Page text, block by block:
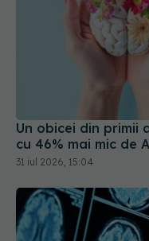
Un obicei din primii
cu 46% mai mic de